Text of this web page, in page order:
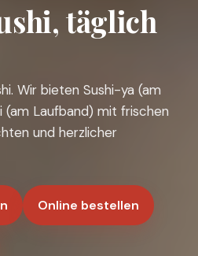
täglich
Wir bieten Sushi-ya (am
(am Laufband) mit frischen
und herzlicher
Online bestellen